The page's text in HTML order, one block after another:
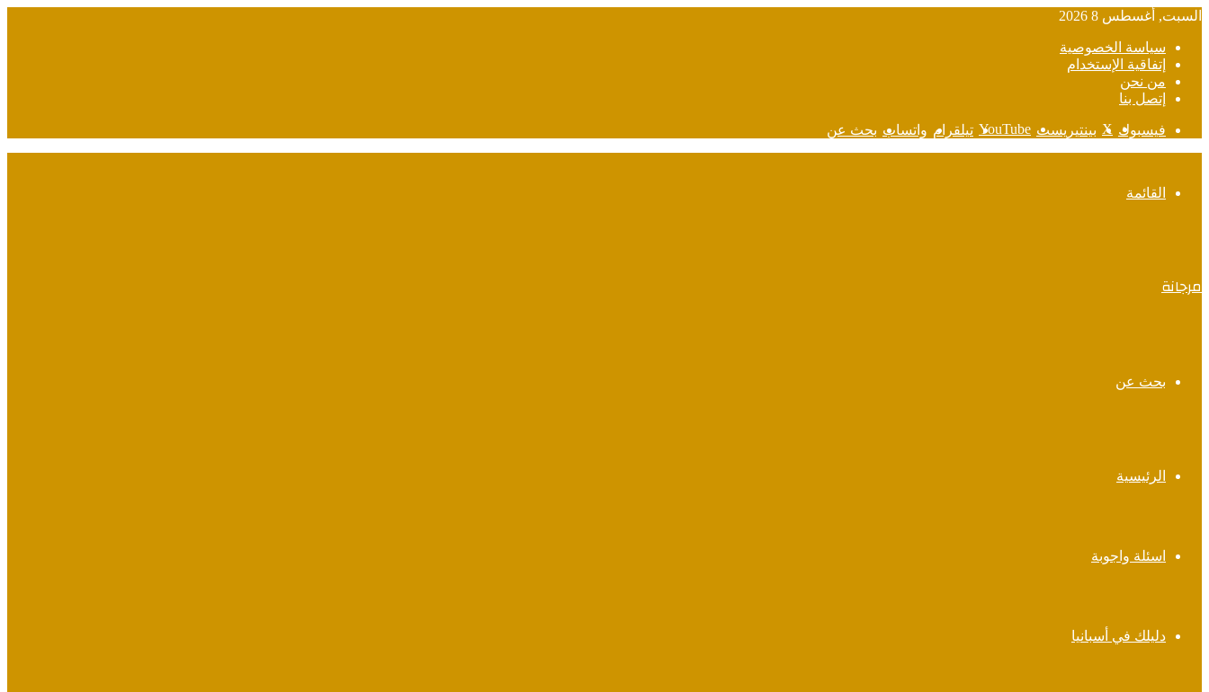
السبت, أغسطس 8 2026
سياسة الخصوصية
إتفاقية الإستخدام
من نحن
إتصل بنا
فيسبوك ‫X بينتيريست ‫YouTube تيلقرام واتساب بحث عن
القائمة
مرجانة
بحث عن
الرئيسية
اسئلة واجوبة
دليلك في أسبانيا